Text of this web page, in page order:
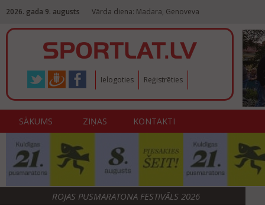
2026. gada 9. augusts Vārda diena: Madara, Genoveva
Ielogoties Reģistrēties
SĀKUMS ZIŅAS KONTAKTI
ROJAS PUSMARATONA FESTIVĀLS 2026